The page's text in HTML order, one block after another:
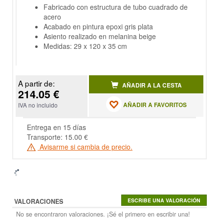
Fabricado con estructura de tubo cuadrado de
acero
Acabado en pintura epoxi gris plata
Asiento realizado en melanina beige
Medidas: 29 x 120 x 35 cm
A partir de:
214.05 €
IVA no incluido
AÑADIR A LA CESTA
AÑADIR A FAVORITOS
Entrega en 15 días
Transporte: 15.00 €
Avisarme si cambia de precio.
VALORACIONES
No se encontraron valoraciones. ¡Sé el primero en escribir una!